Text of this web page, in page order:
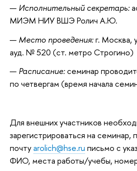
Исполнительный секретарь:
МИЭМ НИУ ВШЭ Ролич А.Ю.
Место проведения:г. Москва,
ауд. № 520 (ст. метро Строгино)
Расписание:семинар
по четвергам (время начала
Для внешних участников
зарегистрироваться на семинар,
почтуarolich@hse.ru письмо с
ФИО, места работы/учебы,